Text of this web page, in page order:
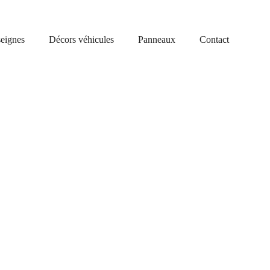
Décors véhicules Panneaux Contact